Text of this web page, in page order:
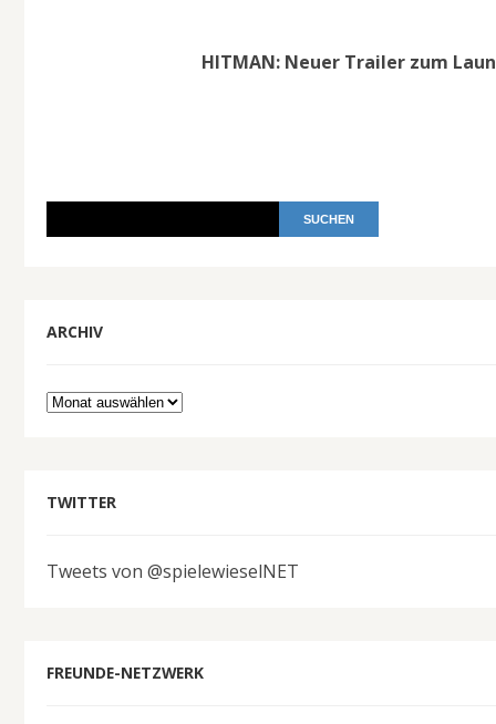
HITMAN: Neuer Trailer zum
ARCHIV
Archiv
TWITTER
Tweets von @spielewieselNET
FREUNDE-NETZWERK